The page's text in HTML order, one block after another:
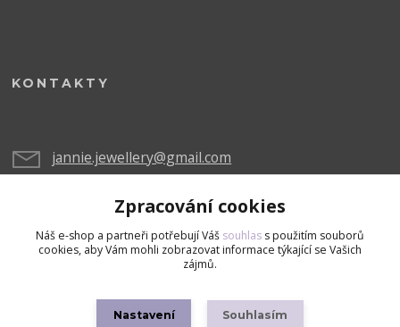
KONTAKTY
jannie.jewellery@gmail.com
Zpracování cookies
Náš e-shop a partneři potřebují Váš souhlas s použitím souborů
cookies, aby Vám mohli zobrazovat informace týkající se Vašich
zájmů.
Nastavení Souhlasím